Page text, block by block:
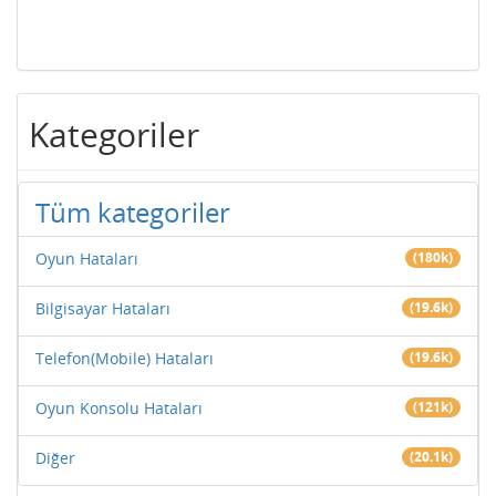
Kategoriler
Tüm kategoriler
Oyun Hataları (180k)
Bilgisayar Hataları (19.6k)
Telefon(Mobile) Hataları (19.6k)
Oyun Konsolu Hataları (121k)
Diğer (20.1k)